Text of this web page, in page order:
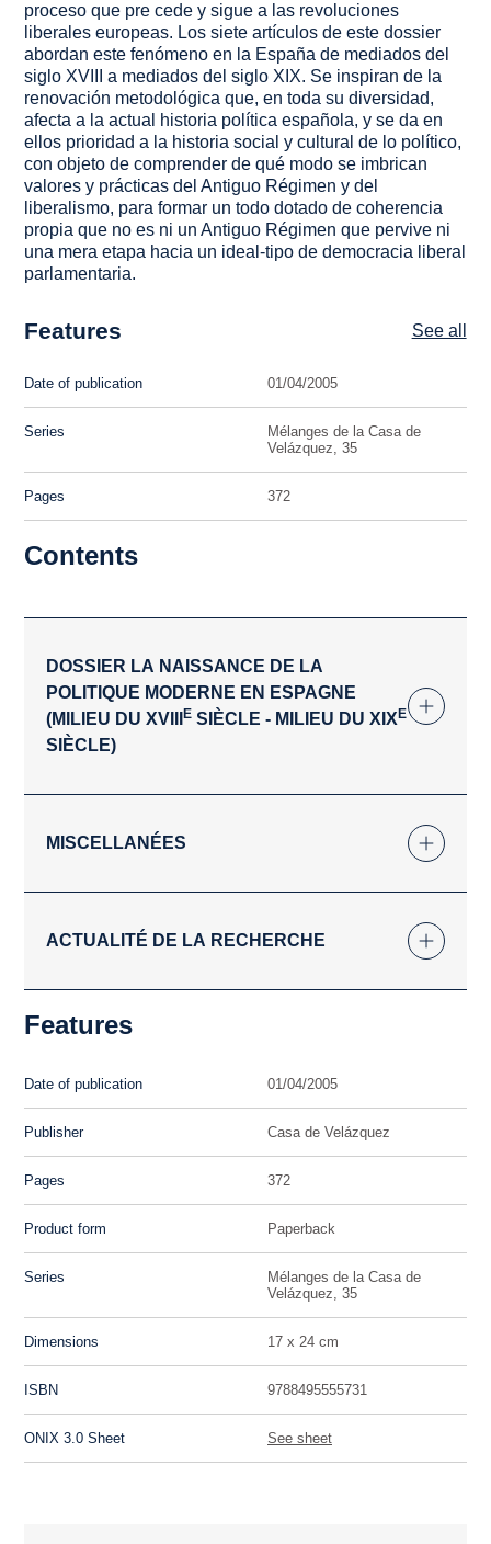
proceso que pre cede y sigue a las revoluciones
liberales europeas. Los siete artículos de este dossier
abordan este fenómeno en la España de mediados del
siglo XVIII a mediados del siglo XIX. Se inspiran de la
renovación metodológica que, en toda su diversidad,
afecta a la actual historia política española, y se da en
ellos prioridad a la historia social y cultural de lo político,
con objeto de comprender de qué modo se imbrican
valores y prácticas del Antiguo Régimen y del
liberalismo, para formar un todo dotado de coherencia
propia que no es ni un Antiguo Régimen que pervive ni
una mera etapa hacia un ideal-tipo de democracia liberal
parlamentaria.
Features See all
Date of publication 01/04/2005
Series
Mélanges de la Casa de
Velázquez, 35
Pages 372
Contents
DOSSIER LA NAISSANCE DE LA
POLITIQUE MODERNE EN ESPAGNE
(MILIEU DU XVIIIE SIÈCLE - MILIEU DU XIXE
SIÈCLE)
MISCELLANÉES
ACTUALITÉ DE LA RECHERCHE
Features
Date of publication 01/04/2005
Publisher Casa de Velázquez
Pages 372
Product form Paperback
Series
Mélanges de la Casa de
Velázquez, 35
Dimensions 17 x 24 cm
ISBN 9788495555731
ONIX 3.0 Sheet See sheet